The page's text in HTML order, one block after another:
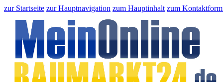
zur Startseite zur Hauptnavigation zum Hauptinhalt zum